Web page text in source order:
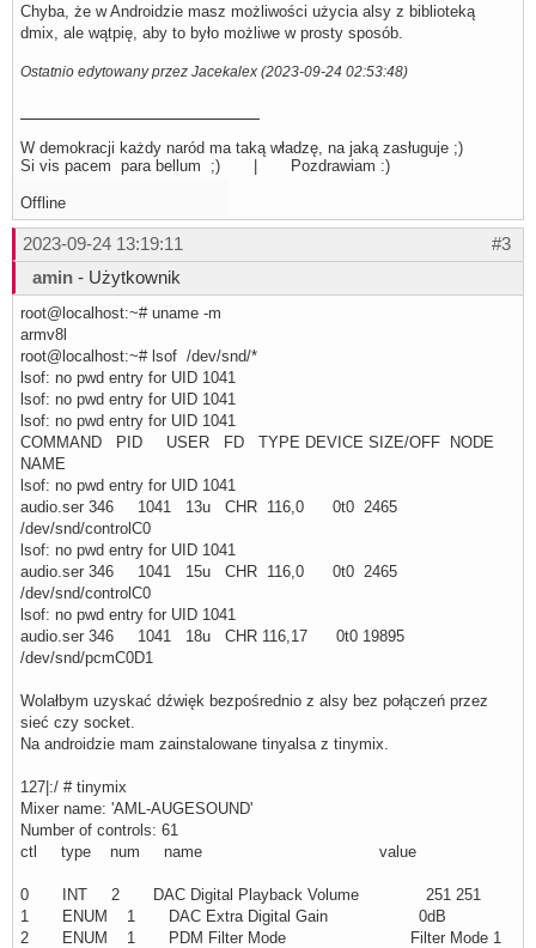
Chyba, że w Androidzie masz możliwości użycia alsy z biblioteką
dmix, ale wątpię, aby to było możliwe w prosty sposób.
Ostatnio edytowany przez Jacekalex (2023-09-24 02:53:48)
W demokracji każdy naród ma taką władzę, na jaką zasługuje ;)
Si vis pacem para bellum ;) | Pozdrawiam :)
Offline
#3
2023-09-24 13:19:11
amin - Użytkownik
root@localhost:~# uname -m
armv8l
root@localhost:~# lsof /dev/snd/*
lsof: no pwd entry for UID 1041
lsof: no pwd entry for UID 1041
lsof: no pwd entry for UID 1041
COMMAND PID USER FD TYPE DEVICE SIZE/OFF NODE
NAME
lsof: no pwd entry for UID 1041
audio.ser 346 1041 13u CHR 116,0 0t0 2465
/dev/snd/controlC0
lsof: no pwd entry for UID 1041
audio.ser 346 1041 15u CHR 116,0 0t0 2465
/dev/snd/controlC0
lsof: no pwd entry for UID 1041
audio.ser 346 1041 18u CHR 116,17 0t0 19895
/dev/snd/pcmC0D1
Wolałbym uzyskać dźwięk bezpośrednio z alsy bez połączeń przez
sieć czy socket.
Na androidzie mam zainstalowane tinyalsa z tinymix.
127|:/ # tinymix
Mixer name: 'AML-AUGESOUND'
Number of controls: 61
ctl type num name value
0 INT 2 DAC Digital Playback Volume 251 251
1 ENUM 1 DAC Extra Digital Gain 0dB
2 ENUM 1 PDM Filter Mode Filter Mode 1